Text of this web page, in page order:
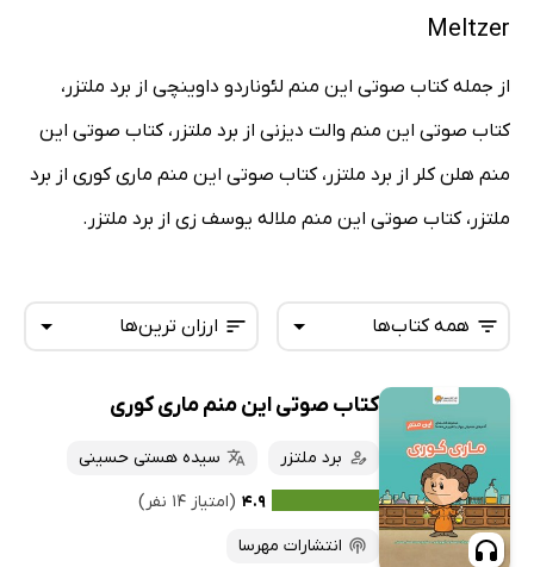
Meltzer
از جمله کتاب صوتی این منم لئوناردو داوینچی از برد ملتزر،
کتاب صوتی این منم والت دیزنی از برد ملتزر، کتاب صوتی این
منم هلن کلر از برد ملتزر، کتاب صوتی این منم ماری کوری از برد
ملتزر، کتاب صوتی این منم ملاله یوسف زی از برد ملتزر.
ارزان ترین‌ها
تازه‌ها
داغ‌ترین‌ها
پرفروش‌ها
پربحث‌ها
همه کتاب‌ها
همه کتاب‌ها
کتاب‌های صوتی
کتاب‌های متنی
کتاب صوتی این منم ماری کوری
برد ملتزر
سیده هستی حسینی
۴.۹ (امتیاز ۱۴ نفر)
انتشارات مهرسا